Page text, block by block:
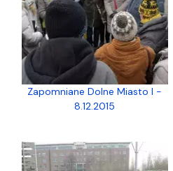
Zapomniane Dolne Miasto I -
8.12.2015